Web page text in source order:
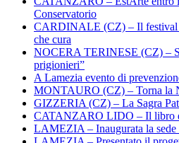
Conservatorio
CARDINALE (CZ) – Il festival
che cura
NOCERA TERINESE (CZ) –
prigionieri”
A Lamezia evento di
MONTAURO (CZ) – Torna la
GIZZERIA (CZ) – La Sagra
CATANZARO LIDO – Il libro
LAMEZIA – Inaugurata la sede